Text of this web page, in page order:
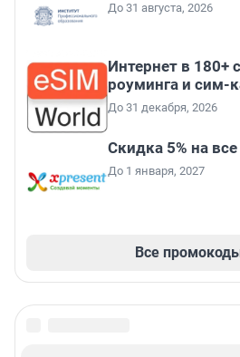
До 31 августа, 2026
Интернет в 180+
роуминга и сим-
До 31 декабря, 2026
Скидка 5% на
До 1 января, 2027
Все